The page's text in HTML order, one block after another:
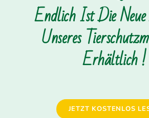
Endlich Ist Die
Unseres
Erhältlich !
JETZT KOSTENLOS